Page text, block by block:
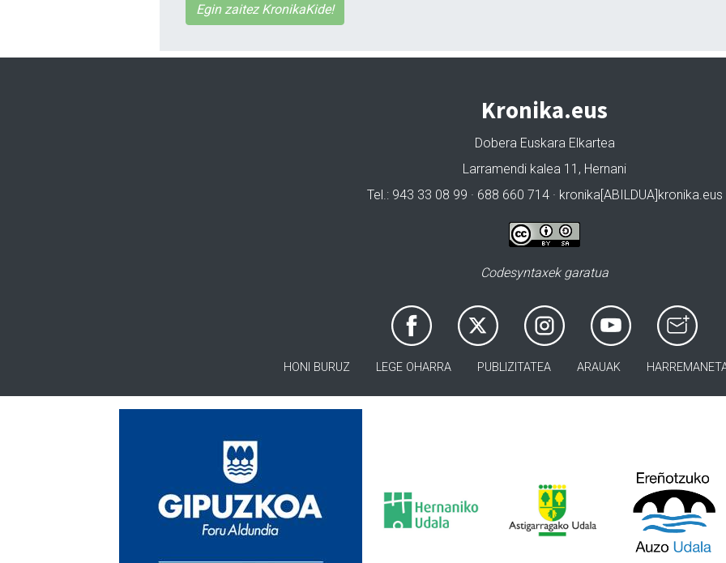
Egin zaitez KronikaKide!
Kronika.eus
Dobera Euskara Elkartea
Larramendi kalea 11, Hernani
Tel.: 943 33 08 99 · 688 660 714 · kronika[ABILDUA]kronika.eus
Codesyntaxek garatua
HONI BURUZ LEGE OHARRA PUBLIZITATEA ARAUAK